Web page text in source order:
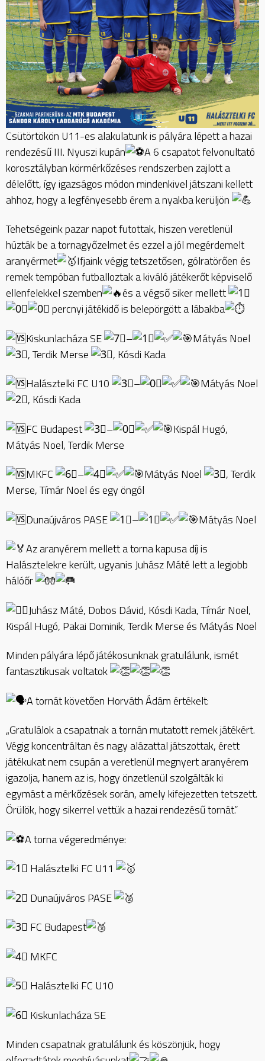
Csütörtökön U11-es alakulatunk is pályára lépett a hazai
rendezésű III. Nyuszi kupán
A 6 csapatot felvonultató
korosztályban körmérkőzéses rendszerben zajlott a
délelőtt, így igazságos módon mindenkivel játszani kellett
ahhoz, hogy a legfényesebb érem a nyakba kerüljön
Tehetségeink pazar napot futottak, hiszen veretlenül
húzták be a tornagyőzelmet és ezzel a jól megérdemelt
aranyérmet
Ifjaink végig tetszetősen, gólratörően és
remek tempóban futballoztak a kiváló játékerőt képviselő
ellenfelekkel szemben
és a végső siker mellett
percnyi játékidő is belepörgött a lábakba
Kiskunlacháza SE
–
Mátyás Noel
, Terdik Merse
, Kósdi Kada
Halásztelki FC U10
–
Mátyás Noel
, Kósdi Kada
FC Budapest
–
Kispál Hugó,
Mátyás Noel, Terdik Merse
MKFC
– Mátyás Noel
, Terdik
Merse, Tímár Noel és egy öngól
Dunaújváros PASE
–
Mátyás Noel
Az aranyérem mellett a torna kapusa díj is
Halásztelekre került, ugyanis Juhász Máté lett a legjobb
hálóőr
Juhász Máté, Dobos Dávid, Kósdi Kada, Tímár Noel,
Kispál Hugó, Pakai Dominik, Terdik Merse és Mátyás Noel
Minden pályára lépő játékosunknak gratulálunk, ismét
fantasztikusak voltatok
A tornát követően Horváth Ádám értékelt:
„Gratulálok a csapatnak a tornán mutatott remek játékért.
Végig koncentráltan és nagy alázattal játszottak, érett
játékukat nem csupán a veretlenül megnyert aranyérem
igazolja, hanem az is, hogy önzetlenül szolgálták ki
egymást a mérkőzések során, amely kifejezetten tetszett.
Örülök, hogy sikerrel vettük a hazai rendezésű tornát.”
A torna végeredménye:
Halásztelki FC U11
Dunaújváros PASE
FC Budapest
MKFC
Halásztelki FC U10
Kiskunlacháza SE
Minden csapatnak gratulálunk és köszönjük, hogy